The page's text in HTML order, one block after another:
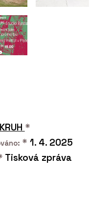
KRUH *
* 1. 4. 2025
Tisková zpráva